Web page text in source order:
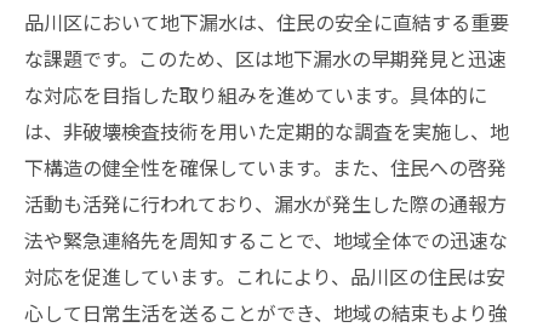
品川区において地下漏水は、住民の安全に直結する重要
な課題です。このため、区は地下漏水の早期発見と迅速
な対応を目指した取り組みを進めています。具体的に
は、非破壊検査技術を用いた定期的な調査を実施し、地
下構造の健全性を確保しています。また、住民への啓発
活動も活発に行われており、漏水が発生した際の通報方
法や緊急連絡先を周知することで、地域全体での迅速な
対応を促進しています。これにより、品川区の住民は安
心して日常生活を送ることができ、地域の結束もより強